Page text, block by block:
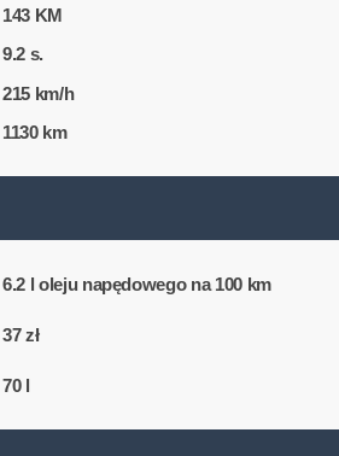
143 KM
9.2 s.
215 km/h
1130 km
6.2 l oleju napędowego na 100 km
37 zł
70 l